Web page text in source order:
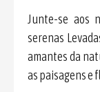
Junte-se aos
serenas
amantes da
as paisagens e